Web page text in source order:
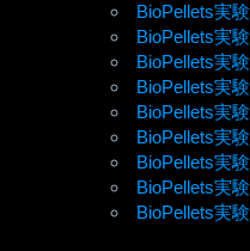
BioPellets実
BioPellets実
BioPellets実
BioPellets実
BioPellets実
BioPellets実
BioPellets実
BioPellets実
BioPellets実